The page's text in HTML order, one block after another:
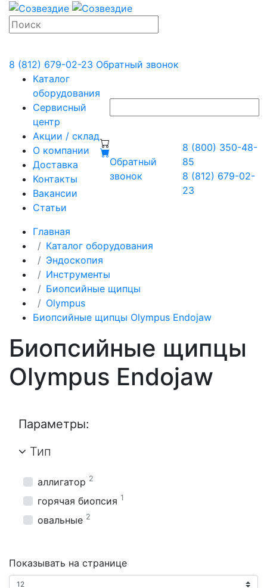
8 (812) 679-02-23 Обратный звонок
Каталог
оборудования
Сервисный
центр
Акции / склад
О компании
Доставка
Контакты
Вакансии
Статьи
Обратный
звонок
8 (800) 350-48-
85
8 (812) 679-02-
23
Главная
Каталог оборудования
Эндоскопия
Инструменты
Биопсийные щипцы
Olympus
Биопсийные щипцы Olympus Endojaw
Биопсийные щипцы
Olympus Endojaw
Параметры:
Тип
аллигатор 2
горячая биопсия 1
овальные 2
Показывать на странице